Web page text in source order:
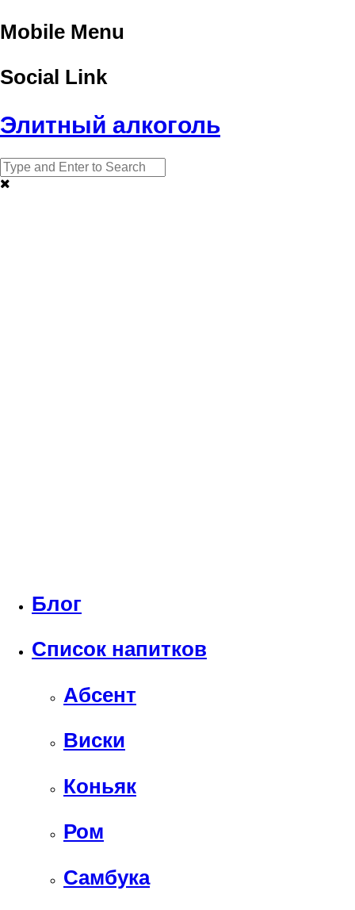
Mobile Menu
Social Link
Элитный алкоголь
Блог
Список напитков
Абсент
Виски
Коньяк
Ром
Самбука